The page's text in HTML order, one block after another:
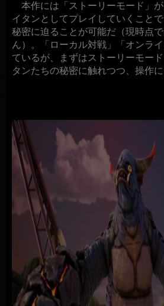
本作には「ストーリーモード」
イタンとしてプレイしていくこと
秘密に迫ることが可能だ（現時点
ん）。「ローカル対戦」「オンラ
ているが、まずはストーリーモー
タンたちの秘密に触れつつ、操作に